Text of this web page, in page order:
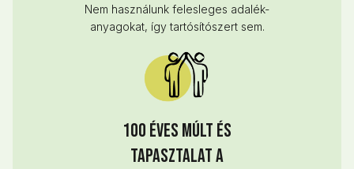
Nem használunk felesleges adalék-
anyagokat, így tartósítószert sem.
100 éves múlt és
tapasztalat a